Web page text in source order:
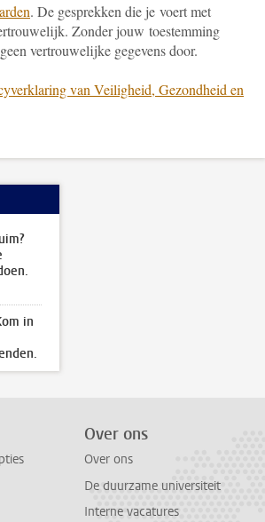
. De gesprekken die je voert met
Zonder jouw toestemming
vertrouwelijke gegevens door.
van Veiligheid, Gezondheid en
in
Over ons
Over ons
De duurzame universiteit
Interne vacatures